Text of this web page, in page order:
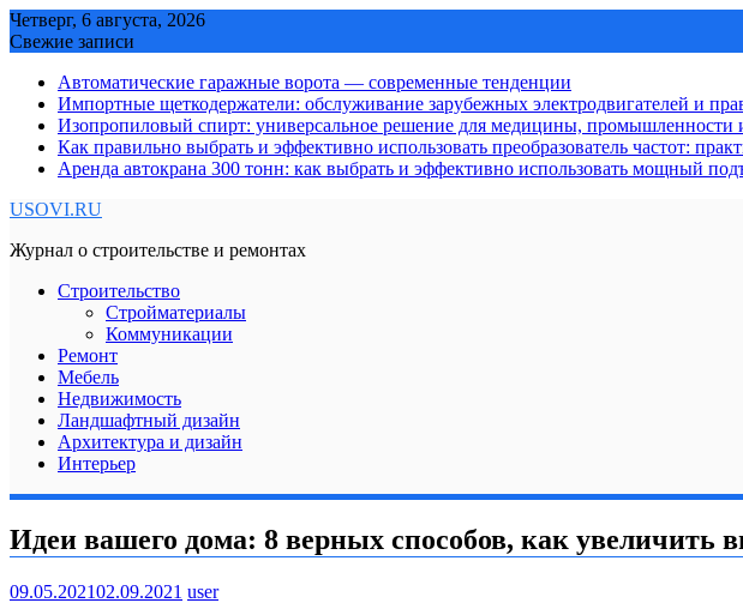
Skip
to
Четверг, 6 августа, 2026
Свежие записи
Автоматические гаражные ворота — современные тенденции
Импортные щеткодержатели: обслуживание зарубежных электродвигателей и
Изопропиловый спирт: универсальное решение для медицины, промышленности
Как правильно выбрать и эффективно использовать преобразователь частот:
Аренда автокрана 300 тонн: как выбрать и эффективно использовать мощный
USOVI.RU
Журнал о строительстве и ремонтах
Строительство
Стройматериалы
Коммуникации
Ремонт
Мебель
Недвижимость
Ландшафтный дизайн
Архитектура и дизайн
Интерьер
Идеи вашего дома: 8 верных способов, как увеличить
09.05.202102.09.2021 user